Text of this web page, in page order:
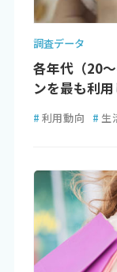
調査データ
各年代（20
ンを最も利
# 利用動向 # 生